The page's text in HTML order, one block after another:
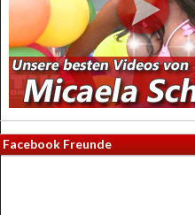
Facebook Freunde